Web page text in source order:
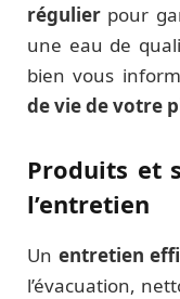
régulier pour
une eau de
bien vous
de vie de votre
Produits et
l’entretien
Un entretien
l’évacuation,